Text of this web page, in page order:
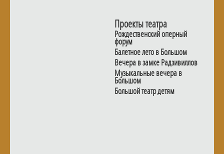
Проекты театра
Рождественский оперный
форум
Балетное лето в Большом
Вечера в замке Радзивиллов
Музыкальные вечера в
Большом
Большой театр детям